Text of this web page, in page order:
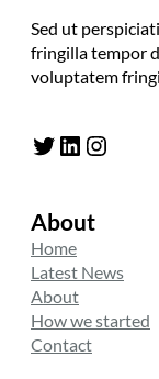
Sed ut
fringilla tempor
voluptatem
Twitter LinkedIn Instagram
About
Home
Latest News
About
How we started
Contact